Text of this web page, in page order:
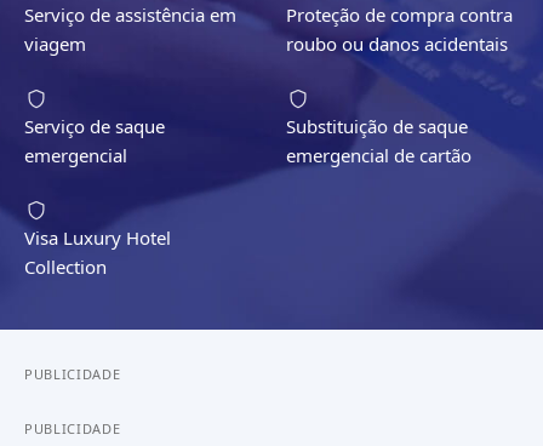
Serviço de assistência em
viagem
Proteção de compra contra
roubo ou danos acidentais
Serviço de saque
emergencial
Substituição de saque
emergencial de cartão
Visa Luxury Hotel
Collection
PUBLICIDADE
PUBLICIDADE